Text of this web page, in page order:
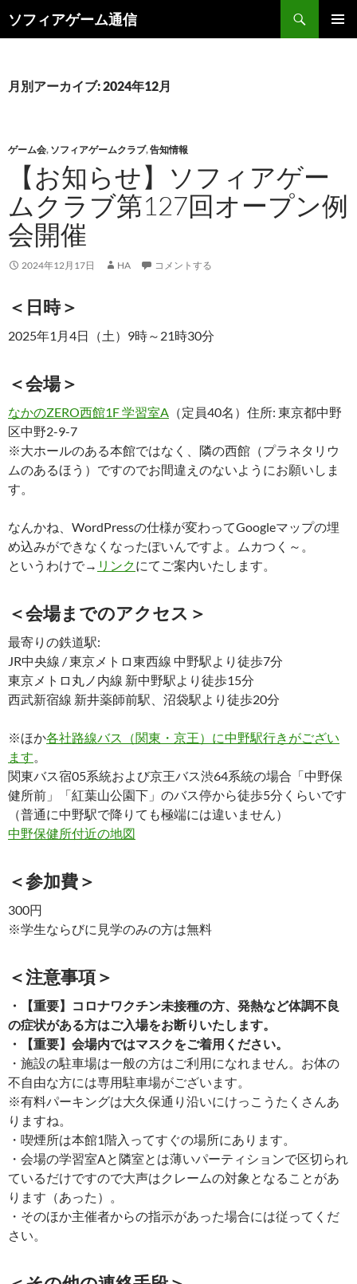
ソフィアゲーム通信
索
ン
キ
月別アーカイブ: 2024年12月
ゲーム会, ソフィアゲームクラブ,告知情報
【お知らせ】ソフィアゲー
ムクラブ第127回オープン例
会開催
2024年12月17日 HA コメントする
＜日時＞
2025年1月4日（土）9時～21時30分
＜会場＞
なかのZERO西館1F 学習室A （定員40名）住所: 東京都中野
区中野2-9-7
※大ホールのある本館ではなく、隣の西館（プラネタリウ
ムのあるほう）ですのでお間違えのないようにお願いしま
す。
なんかね、WordPressの仕様が変わってGoogleマップの埋
め込みができなくなったぽいんですよ。ムカつく～。
というわけで→ リンクにてご案内いたします。
＜会場までのアクセス＞
最寄りの鉄道駅:
JR中央線 / 東京メトロ東西線 中野駅より徒歩7分
東京メトロ丸ノ内線 新中野駅より徒歩15分
西武新宿線 新井薬師前駅、沼袋駅より徒歩20分
※ほか各社路線バス（関東・京王）に中野駅行きがござい
ます。
関東バス宿05系統および京王バス渋64系統の場合「中野保
健所前」「紅葉山公園下」のバス停から徒歩5分くらいです
（普通に中野駅で降りても極端には違いません）
中野保健所付近の地図
＜参加費＞
300円
※学生ならびに見学のみの方は無料
＜注意事項＞
・【重要】コロナワクチン未接種の方、発熱など体調不良
の症状がある方はご入場をお断りいたします。
・【重要】会場内ではマスクをご着用ください。
・施設の駐車場は一般の方はご利用になれません。お体の
不自由な方には専用駐車場がございます。
※有料パーキングは大久保通り沿いにけっこうたくさんあ
りますね。
・喫煙所は本館1階入ってすぐの場所にあります。
・会場の学習室Aと隣室とは薄いパーティションで区切られ
ているだけですので大声はクレームの対象となることがあ
ります（あった）。
・そのほか主催者からの指示があった場合には従ってくだ
さい。